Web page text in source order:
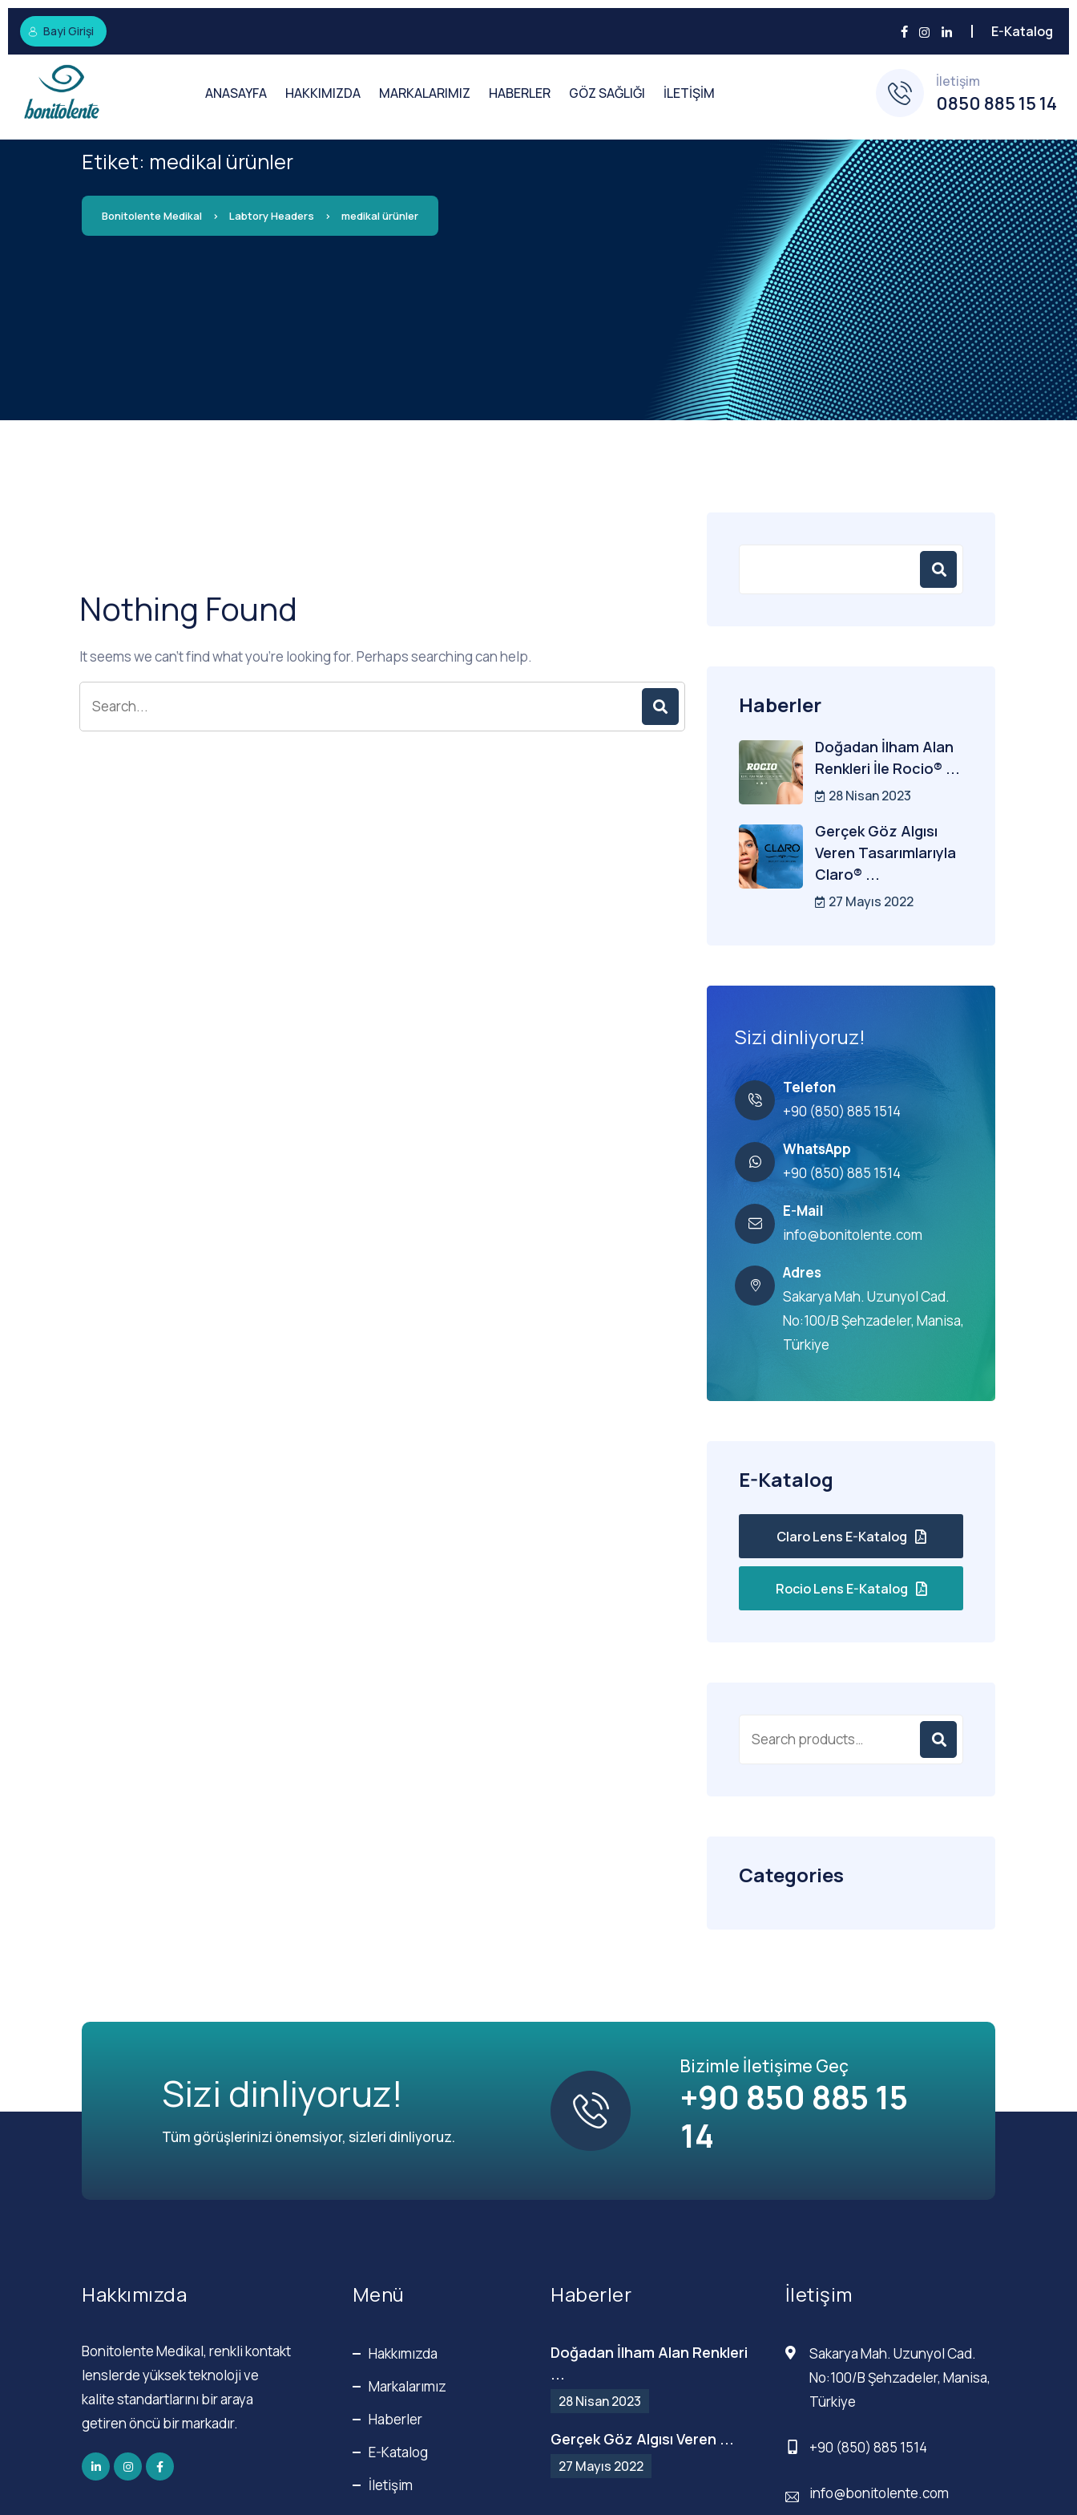
Bayi Girişi E-Katalog
ANASAYFA HAKKIMIZDA MARKALARIMIZ HABERLER GÖZ SAĞLIĞI İLETİŞİM
İletişim
0850 885 15 14
Etiket: medikal ürünler
Bonitolente Medikal > Labtory Headers > medikal ürünler
Nothing Found
It seems we can’t find what you’re looking for. Perhaps searching can help.
Haberler
Doğadan İlham Alan
Renkleri İle Rocio® ...
28 Nisan 2023
Gerçek Göz Algısı
Veren Tasarımlarıyla
Claro® ...
27 Mayıs 2022
Sizi dinliyoruz!
Telefon
+90 (850) 885 1514
WhatsApp
+90 (850) 885 1514
E-Mail
info@bonitolente.com
Adres
Sakarya Mah. Uzunyol Cad.
No:100/B Şehzadeler, Manisa,
Türkiye
E-Katalog
Claro Lens E-Katalog
Rocio Lens E-Katalog
Categories
Sizi dinliyoruz!
Tüm görüşlerinizi önemsiyor, sizleri dinliyoruz.
Bizimle İletişime Geç
+90 850 885 15
14
Hakkımızda
Bonitolente Medikal, renkli kontakt
lenslerde yüksek teknoloji ve
kalite standartlarını bir araya
getiren öncü bir markadır.
Menü
Hakkımızda
Markalarımız
Haberler
E-Katalog
İletişim
Haberler
Doğadan İlham Alan Renkleri
...
28 Nisan 2023
Gerçek Göz Algısı Veren ...
27 Mayıs 2022
İletişim
Sakarya Mah. Uzunyol Cad.
No:100/B Şehzadeler, Manisa,
Türkiye
+90 (850) 885 1514
info@bonitolente.com